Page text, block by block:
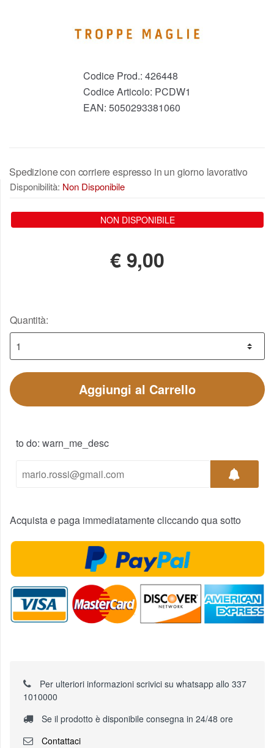
Codice Prod.: 426448
Codice Articolo: PCDW1
EAN: 5050293381060
Spedizione con corriere espresso in un giorno lavorativo
Disponibilità: Non Disponibile
NON DISPONIBILE
€ 9,00
Quantità:
Aggiungi al Carrello
to do: warn_me_desc
Acquista e paga immediatamente cliccando qua sotto
Per ulteriori informazioni scrivici su whatsapp allo 337
1010000
Se il prodotto è disponibile consegna in 24/48 ore
Contattaci